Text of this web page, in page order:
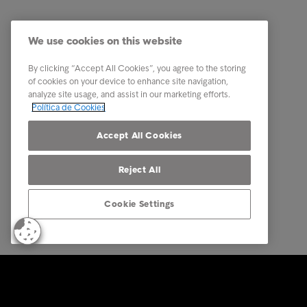
Relatórios e Análises
Sobre a Intrum
Contacto
Our locations
Os
We use cookies on this website
By clicking “Accept All Cookies”, you agree to the storing
of cookies on your device to enhance site navigation,
analyze site usage, and assist in our marketing efforts.
Política de Cookies
Accept All Cookies
Reject All
Cookie Settings